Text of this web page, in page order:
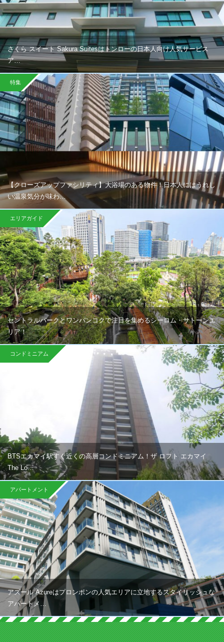
さくら スイート Sakura Suitesはトンローの日本人向け人気サービス
ア…
特集
【クローズアップファシリティ】大浴場のある物件！日本人にはうれし
い温泉気分が味わ…
エリアガイド
セントラルパークとワンバンコクで注目を集めるシーロム・サトーンエ
リア！
コンドミニアム
BTSエカマイ駅すぐ近くの高層コンドミニアム！ザ ロフト エカマイ
The Lo…
アパートメント
アズール Azureはプロンポンの人気エリアに立地するスタイリッシュな
アパートメ…